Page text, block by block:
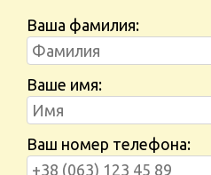
Ваша фамилия:
Ваше имя:
Ваш номер телефона: